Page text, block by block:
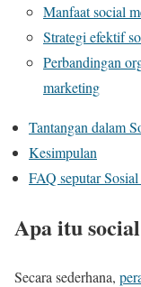
Manfaat social
Strategi efektif
Perbandingan
marketing
Tantangan dalam
Kesimpulan
FAQ seputar
Apa itu
Secara sederhana,